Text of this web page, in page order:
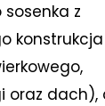
z
konstrukcja
oraz dach),
danych,
serwisu,